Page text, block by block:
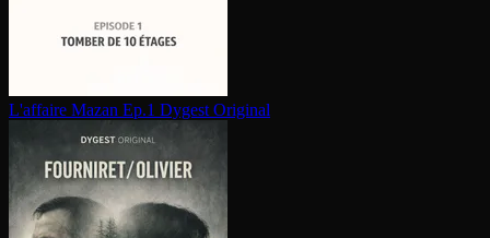
L'affaire Mazan Ep.1 Dygest Original